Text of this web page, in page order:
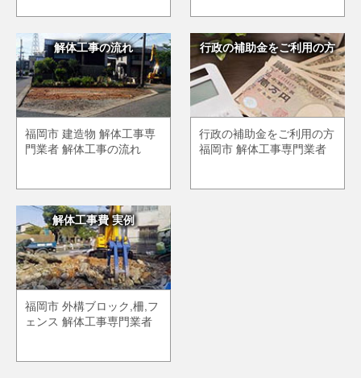
解体工事の流れ
福岡市 建造物 解体工事専
門業者 解体工事の流れ
行政の補助金をご利用の方
行政の補助金をご利用の方
福岡市 解体工事専門業者
解体工事費 実例
福岡市 外構ブロック,柵,フ
ェンス 解体工事専門業者